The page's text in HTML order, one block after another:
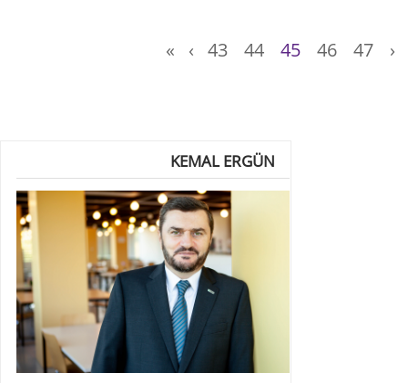
« ‹ 43 44 45 46 47 ›
KEMAL ERGÜN